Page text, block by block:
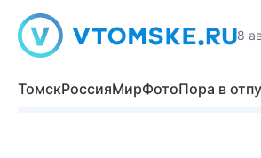
8
ТомскРоссияМирФотоПора в